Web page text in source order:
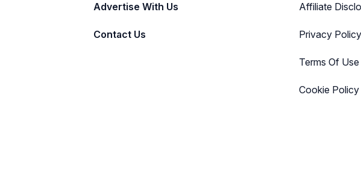
Advertise With Us
Contact Us
Affiliate
Privacy Policy
Terms Of Use
Cookie Policy